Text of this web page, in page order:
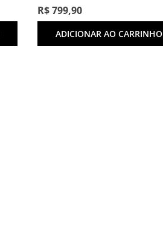
R$799,90
ADICIONAR AO CARRINHO